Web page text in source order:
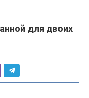
для двоих